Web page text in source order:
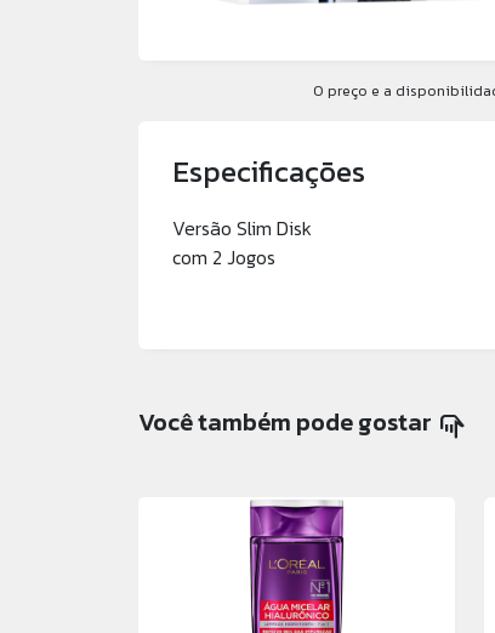
O preço e a
Especificações
Versão Slim Disk
com 2 Jogos
Você também pode gostar pan_tool_alt